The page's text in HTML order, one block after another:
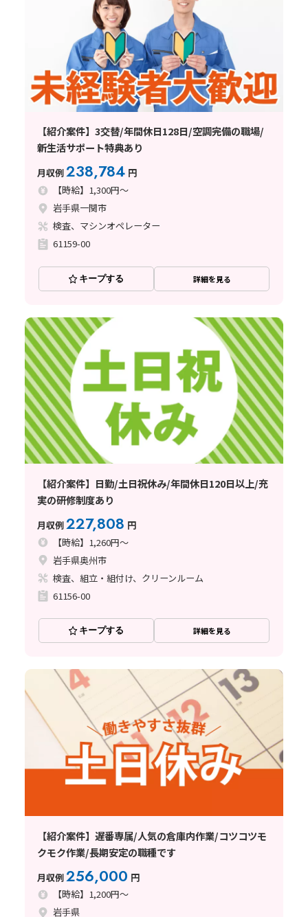
【紹介案件】3交替/年間休日128日/空調完備の職場/
新生活サポート特典あり
月収例238,784 円
【時給】1,300円～
岩手県一関市
検査、マシンオペレーター
61159-00
キープする 詳細を見る
【紹介案件】日勤/土日祝休み/年間休日120日以上/充
実の研修制度あり
月収例227,808 円
【時給】1,260円～
岩手県奥州市
検査、組立・組付け、クリーンルーム
61156-00
キープする 詳細を見る
【紹介案件】遅番専属/人気の倉庫内作業/コツコツモ
クモク作業/長期安定の職種です
月収例256,000 円
【時給】1,200円～
岩手県